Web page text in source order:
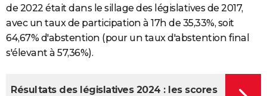
de 2022 était dans le sillage des législatives de 2017,
avec un taux de participation à 17h de 35,33%, soit
64,67% d'abstention (pour un taux d'abstention final
s'élevant à 57,36%).
Résultats des législatives 2024 : les scores